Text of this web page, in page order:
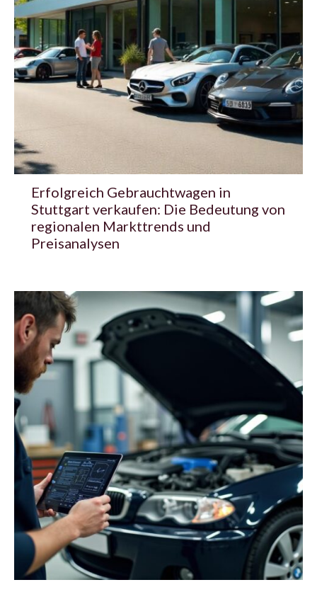
Erfolgreich Gebrauchtwagen in
Stuttgart verkaufen: Die Bedeutung von
regionalen Markttrends und
Preisanalysen